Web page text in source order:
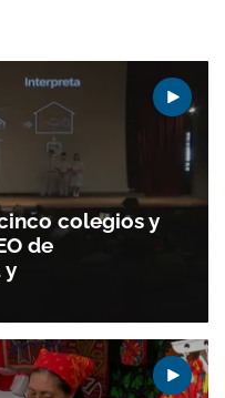
colegios y
de
y